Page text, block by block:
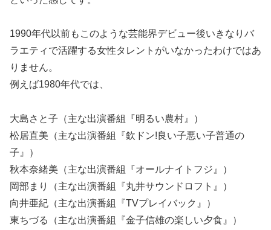
1990年代以前もこのような芸能界デビュー後いきなりバ
ラエティで活躍する女性タレントがいなかったわけではあ
りません。
例えば1980年代では、
大島さと子（主な出演番組『明るい農村』）
松居直美（主な出演番組『欽ドン!良い子悪い子普通の
子』）
秋本奈緒美（主な出演番組『オールナイトフジ』）
岡部まり（主な出演番組『丸井サウンドロフト』）
向井亜紀（主な出演番組『TVプレイバック』）
東ちづる（主な出演番組『金子信雄の楽しい夕食』）